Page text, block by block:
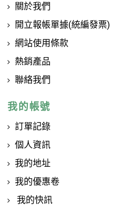
關於我們
開立報帳單據(統編發票)
網站使用條款
熱銷產品
聯絡我們
我的帳號
訂單記錄
個人資訊
我的地址
我的優惠卷
我的快訊